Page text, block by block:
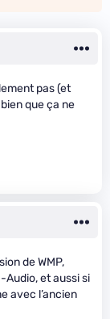
pas (et
que ça ne
de WMP,
Audio, et aussi si
avec l’ancien